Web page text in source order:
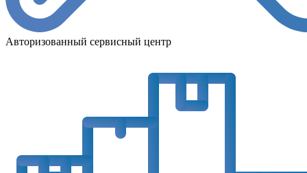
Авторизованный сервисный центр